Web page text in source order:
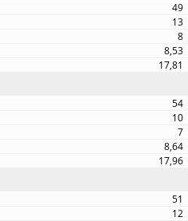
49
13
8
8,53
17,81
54
10
7
8,64
17,96
51
12